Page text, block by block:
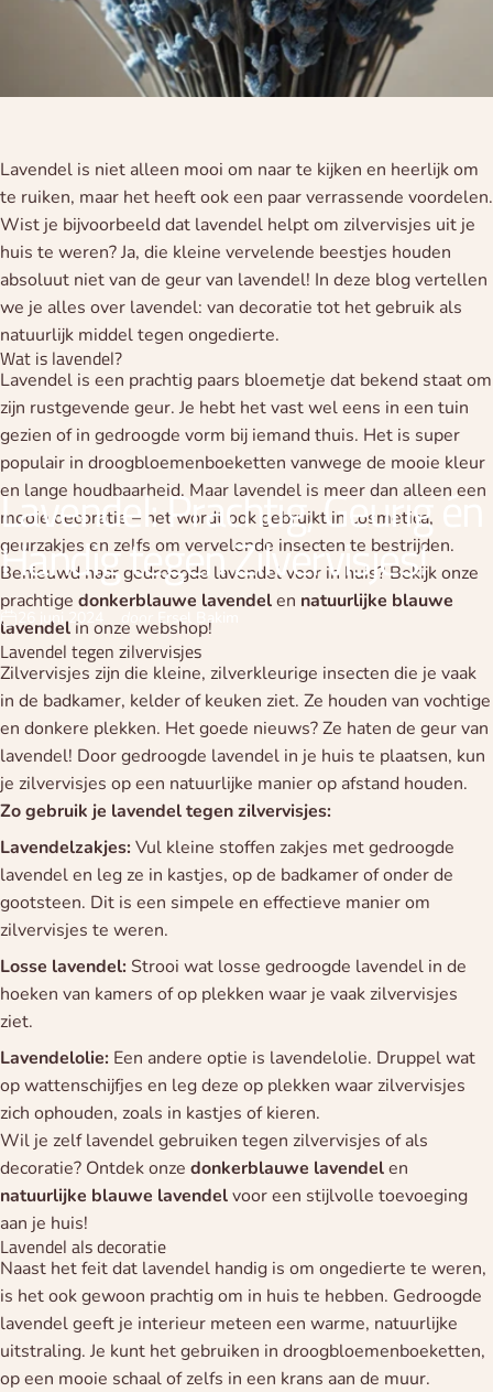
Lavendel:Prachtig,Geurigén
HandigtegenZilvervisjes!
26 juni 2024 Ersel Bakim
Lavendel is niet alleen mooi om naar te kijken en heerlijk om
te ruiken, maar het heeft ook een paar verrassende voordelen.
Wist je bijvoorbeeld dat lavendel helpt om zilvervisjes uit je
huis te weren? Ja, die kleine vervelende beestjes houden
absoluut niet van de geur van lavendel! In deze blog vertellen
we je alles over lavendel: van decoratie tot het gebruik als
natuurlijk middel tegen ongedierte.
Wat is lavendel?
Lavendel is een prachtig paars bloemetje dat bekend staat om
zijn rustgevende geur. Je hebt het vast wel eens in een tuin
gezien of in gedroogde vorm bij iemand thuis. Het is super
populair in droogbloemenboeketten vanwege de mooie kleur
en lange houdbaarheid. Maar lavendel is meer dan alleen een
mooie decoratie – het wordt ook gebruikt in cosmetica,
geurzakjes en zelfs om vervelende insecten te bestrijden.
Benieuwd naar gedroogde lavendel voor in huis? Bekijk onze
prachtige donkerblauwe lavendelen natuurlijke blauwe
lavendelin onze webshop!
Lavendel tegen zilvervisjes
Zilvervisjes zijn die kleine, zilverkleurige insecten die je vaak
in de badkamer, kelder of keuken ziet. Ze houden van vochtige
en donkere plekken. Het goede nieuws? Ze haten de geur van
lavendel! Door gedroogde lavendel in je huis te plaatsen, kun
je zilvervisjes op een natuurlijke manier op afstand houden.
Zo gebruik je lavendel tegen zilvervisjes:
Lavendelzakjes:Vul kleine stoffen zakjes met gedroogde
lavendel en leg ze in kastjes, op de badkamer of onder de
gootsteen. Dit is een simpele en effectieve manier om
zilvervisjes te weren.
Losse lavendel: Strooi wat losse gedroogde lavendel in de
hoeken van kamers of op plekken waar je vaak zilvervisjes
ziet.
Lavendelolie: Een andere optie is lavendelolie. Druppel wat
op wattenschijfjes en leg deze op plekken waar zilvervisjes
zich ophouden, zoals in kastjes of kieren.
Wil je zelf lavendel gebruiken tegen zilvervisjes of als
decoratie? Ontdek onze donkerblauwe lavendelen
natuurlijke blauwe lavendelvoor een stijlvolle toevoeging
aan je huis!
Lavendel als decoratie
Naast het feit dat lavendel handig is om ongedierte te weren,
is het ook gewoon prachtig om in huis te hebben. Gedroogde
lavendel geeft je interieur meteen een warme, natuurlijke
uitstraling. Je kunt het gebruiken in droogbloemenboeketten,
op een mooie schaal of zelfs in een krans aan de muur.